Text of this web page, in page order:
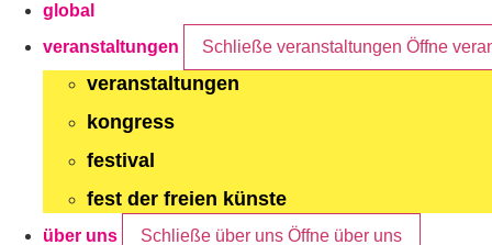
global
veranstaltungen
Schließe veranstaltungen Öffne
veranstaltungen
kongress
festival
fest der freien künste
über uns Schließe über uns Öffne über uns